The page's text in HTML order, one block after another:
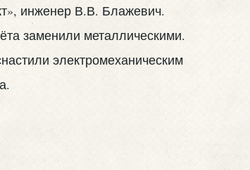
инженер В.В. Блажевич.
заменили металлическими.
электромеханическим